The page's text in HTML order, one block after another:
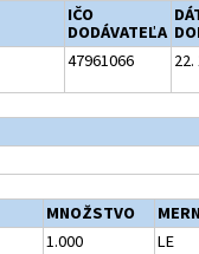
IČO
DODÁVATEĽA
47961066 22.
MNOŽSTVO
1.000 LE